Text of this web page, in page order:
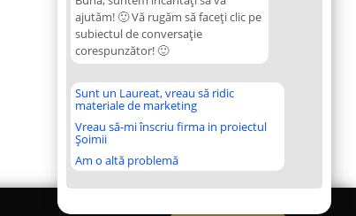
ajutăm! 🙂 Vă rugăm să faceți clic pe
subiectul de conversație
corespunzător! 🙂
Sunt un Laureat, vreau să ridic
materiale de marketing
Vreau să-mi înscriu firma in proiectul
Șoimii
Am o altă problemă